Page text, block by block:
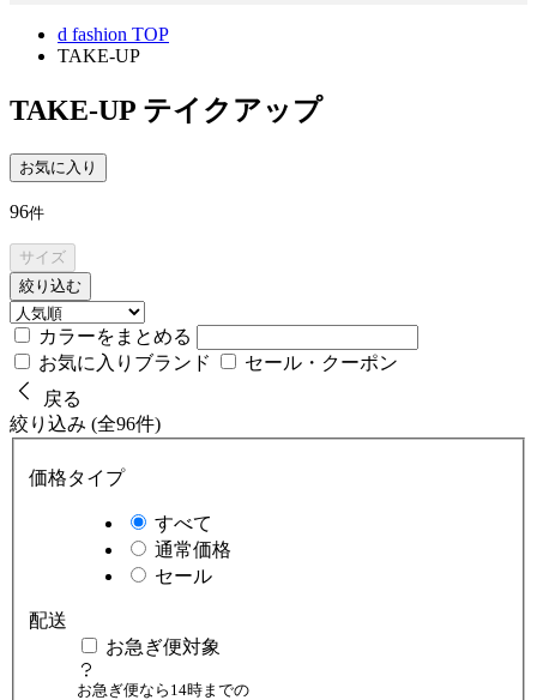
d fashion TOP
TAKE-UP
TAKE-UP テイクアップ
お気に入り
96件
サイズ
絞り込む
カラーをまとめる
お気に入りブランド
セール・クーポン
戻る
絞り込み (全96件)
価格タイプ
すべて
通常価格
セール
配送
お急ぎ便対象
お急ぎ便なら14時までの